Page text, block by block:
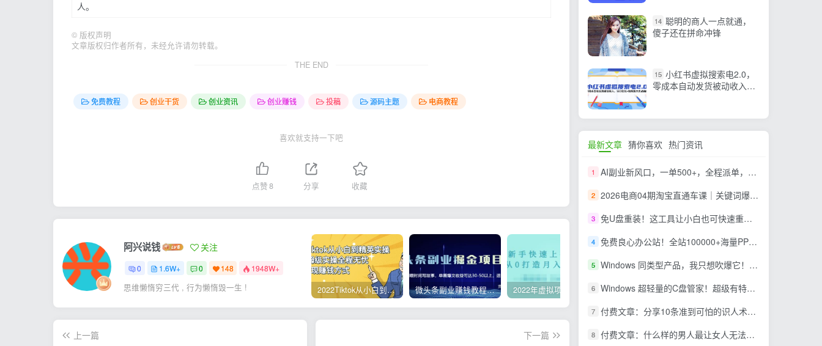
人。
© 版权声明
文章版权归作者所有，未经允许请勿转载。
THE END
免费教程 创业干货 创业资讯 创业赚钱 投稿 源码主题 电商教程
喜欢就支持一下吧
点赞8 分享 收藏
阿兴说钱 关注
0 1.6W+ 0 148 1948W+
思维懒惰穷三代 , 行为懒惰毁一生 ! 2022Tiktok从小白到精英实操，0-1保姆级实操全程无忧，多种变现赚钱方式 微头条副业赚钱教程，项目单号单天做到50-100+收益 掌握100个实用剪辑方法，让你的视频加速上热门
上一篇
下一篇
14 聪明的商人一点就通，
傻子还在拼命冲锋
15 小红书虚拟搜索电2.0，
零成本自动发货被动收入，
最新文章 猜你喜欢 热门资讯
1 AI副业新风口，一单500+，全程派单，0门槛直接干
2 2026电商04期淘宝直通车课｜关键词爆打矩阵，多计划低出价，新品爆款差异化投放实操教学
3 免U盘重装！这工具让小白也可快速重装 Windows，支持无人值守配置，数据无忧 CmzPrep_Rev2
4 免费良心办公站！全站100000+海量PPT素材免费下载，每日更新，分类清晰，免注册登录下载 爱PPT网
5 Windows 同类型产品，我只想吹爆它！把听歌变成了一场沉浸式视听现场，支持多平台歌单播放 Mineradio
6 Windows 超轻量的C盘管家！超级有特点，支持磁盘分析及清理提醒，2M大小体积，完全免费 C盘管家
7 付费文章：分享10条准到可怕的识人术术，希望能帮到大家。
8 付费文章：什么样的男人最让女人无法抵抗？